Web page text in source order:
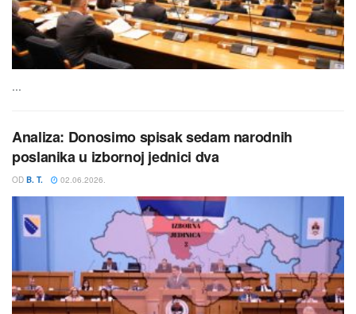
...
Analiza: Donosimo spisak sedam narodnih
poslanika u izbornoj jednici dva
OD B. T. 02.06.2026.